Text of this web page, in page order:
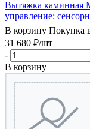
Вытяжка каминная
управление:
В корзину Покупка
31 680 ₽/шт
-
В корзину